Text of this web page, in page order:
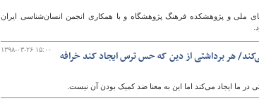
و پژوهشکده فرهنگ پژوهشگاه و با همکاری انجمن انسان‌شناسی ایران
۱۳۹۸-۰۳-۲۶ ۱۵:۰۰
هر برداشتی از دین که حس ترس ایجاد کند خرافه
ما ایجاد می‌کند اما این به معنا ضد کمیک بودن آن نیست.